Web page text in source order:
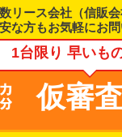
リース会社（信販会
な方もお気軽にお問
1台限り 早いも
仮審